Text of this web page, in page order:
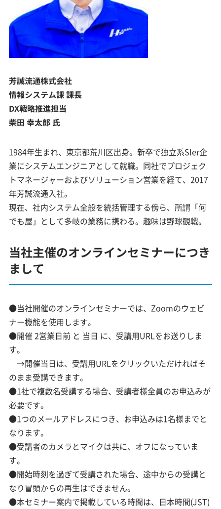
芳誠流通株式会社
情報システム課 課長
DX戦略推進担当
柴田 幸太郎 氏
1984年生まれ、東京都荒川区出身。新卒で独立系SIer企
業にシステムエンジニアとして就職。同社でプロジェク
トマネージャーおよびソリューション営業を経て、2017
年芳誠流通入社。
現在、社内システム全般を統括管理する傍ら、所謂「何
でも屋」として多岐の業務に携わる。趣味は野球観戦。
当社主催のオンラインセミナーにつき
まして
●当社開催のオンラインセミナーでは、Zoomのウェビ
ナー機能を使用します。
●開催 2営業日前 と 当日 に、受講用URLをお送りしま
す。
→開催当日は、受講用URLをクリックいただければそ
のまま受講できます。
●1社で複数名受講する場合、受講者様全員のお申込みが
必要です。
●1つのメールアドレスにつき、お申込みは1名様までと
なります。
●受講者のカメラとマイクは共に、オフになっていま
す。
●開始時刻を過ぎて受講された場合、途中からの受講と
なり冒頭からの再生はできません。
●本セミナー案内で掲載している時間は、日本時間(JST)